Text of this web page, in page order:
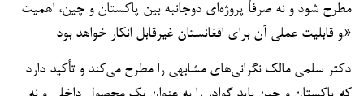
مطرح شود و نه صرفاً پروژه‌ای دوجانبه بین پاکستان و چین، اهمیت
و قابلیت عملی آن برای افغانستان غیرقابل انکار خواهد بود.»
دکتر سلمی مالک نگرانی‌های مشابهی را مطرح می‌کند و تأکید دارد